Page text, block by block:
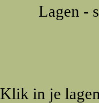
Lagen -
Klik in je